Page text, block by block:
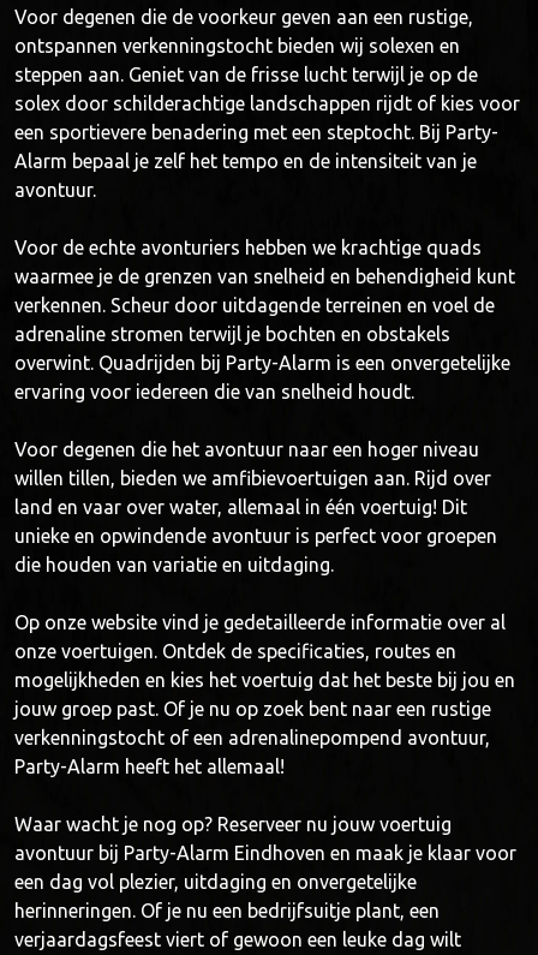
Voor degenen die de voorkeur geven aan een rustige,
ontspannen verkenningstocht bieden wij solexen en
steppen aan. Geniet van de frisse lucht terwijl je op de
solex door schilderachtige landschappen rijdt of kies voor
een sportievere benadering met een steptocht. Bij Party-
Alarm bepaal je zelf het tempo en de intensiteit van je
avontuur.
Voor de echte avonturiers hebben we krachtige quads
waarmee je de grenzen van snelheid en behendigheid kunt
verkennen. Scheur door uitdagende terreinen en voel de
adrenaline stromen terwijl je bochten en obstakels
overwint. Quadrijden bij Party-Alarm is een onvergetelijke
ervaring voor iedereen die van snelheid houdt.
Voor degenen die het avontuur naar een hoger niveau
willen tillen, bieden we amfibievoertuigen aan. Rijd over
land en vaar over water, allemaal in één voertuig! Dit
unieke en opwindende avontuur is perfect voor groepen
die houden van variatie en uitdaging.
Op onze website vind je gedetailleerde informatie over al
onze voertuigen. Ontdek de specificaties, routes en
mogelijkheden en kies het voertuig dat het beste bij jou en
jouw groep past. Of je nu op zoek bent naar een rustige
verkenningstocht of een adrenalinepompend avontuur,
Party-Alarm heeft het allemaal!
Waar wacht je nog op? Reserveer nu jouw voertuig
avontuur bij Party-Alarm Eindhoven en maak je klaar voor
een dag vol plezier, uitdaging en onvergetelijke
herinneringen. Of je nu een bedrijfsuitje plant, een
verjaardagsfeest viert of gewoon een leuke dag wilt